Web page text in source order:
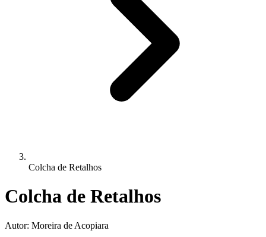
Colcha de Retalhos
Colcha de Retalhos
Autor: Moreira de Acopiara